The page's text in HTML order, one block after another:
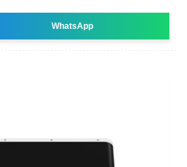
WhatsApp